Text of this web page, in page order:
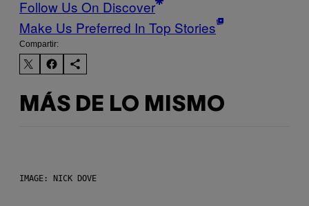
Follow Us On Discover
Make Us Preferred In Top Stories
Compartir:
MÁS DE LO MISMO
IMAGE: NICK DOVE